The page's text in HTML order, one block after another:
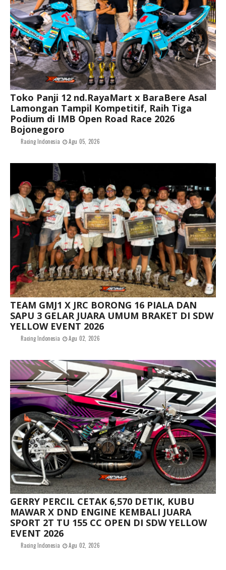
Toko Panji 12 nd.RayaMart x BaraBere Asal
Lamongan Tampil Kompetitif, Raih Tiga
Podium di IMB Open Road Race 2026
Bojonegoro
Racing Indonesia Agu 05, 2026
TEAM GMJ1 X JRC BORONG 16 PIALA DAN
SAPU 3 GELAR JUARA UMUM BRAKET DI SDW
YELLOW EVENT 2026
Racing Indonesia Agu 02, 2026
GERRY PERCIL CETAK 6,570 DETIK, KUBU
MAWAR X DND ENGINE KEMBALI JUARA
SPORT 2T TU 155 CC OPEN DI SDW YELLOW
EVENT 2026
Racing Indonesia Agu 02, 2026